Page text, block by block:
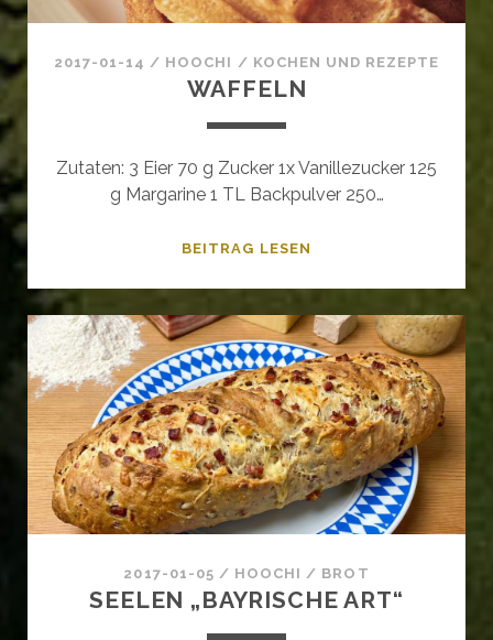
2017-01-14 / HOOCHI / KOCHEN UND REZEPTE
WAFFELN
Zutaten: 3 Eier 70 g Zucker 1x Vanillezucker 125
g Margarine 1 TL Backpulver 250…
BEITRAG LESEN
2017-01-05 / HOOCHI / BROT
SEELEN „BAYRISCHE ART“